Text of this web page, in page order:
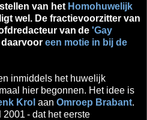
van het Homohuwelijk
ligt wel. De fractievoorzitter van
van de 'Gay
een motie in bij de
inmiddels het huwelijk
hier begonnen. Het idee is
Krol aan Omroep Brabant.
2001 - dat het eerste